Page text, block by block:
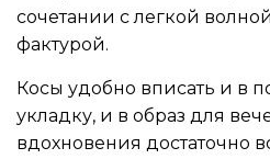
сочетании с легкой
фактурой.
Косы удобно вписать и в
укладку, и в образ для
вдохновения достаточно